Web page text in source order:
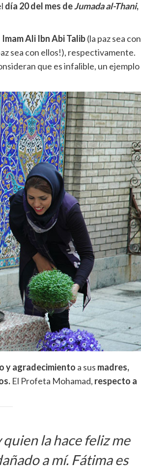
día 20 del mes deJumada al-Thani,
Ali Ibn Abi Talib(la paz sea con
sea con ellos!), respectivamente.
que es infalible, un ejemplo
y agradecimiento a sus madres,
El Profeta Mohamad, respecto a
la hace feliz me
a mí. Fátima es